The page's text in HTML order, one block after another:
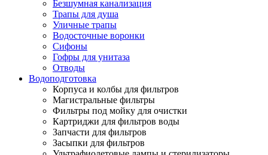
Безшумная канализация
Трапы для душа
Уличные трапы
Водосточные воронки
Сифоны
Гофры для унитаза
Отводы
Водоподготовка
Корпуса и колбы для фильтров
Магистральные фильтры
Фильтры под мойку для очистки
Картриджи для фильтров воды
Запчасти для фильтров
Засыпки для фильтров